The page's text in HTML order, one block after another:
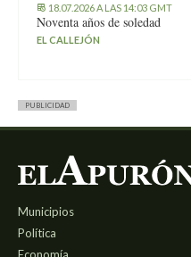
18.07.2026 A LAS 14:03 GMT
Noventa años de soledad
EL CALLEJÓN
PUBLICIDAD
Municipios
Política